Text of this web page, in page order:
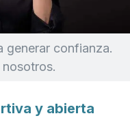
generar confianza.
y abierta